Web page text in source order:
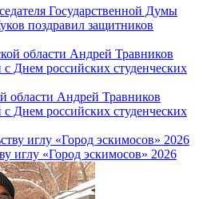
Государственной Думы
поздравил защитников
области Андрей Травников
Днем российских студенческих
иглу «Город эскимосов» 2026